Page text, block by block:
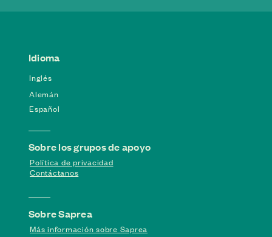
Idioma
Inglés
Alemán
Español
Sobre los grupos de apoyo
Política de privacidad
Contáctanos
Sobre Saprea
Más información sobre Saprea